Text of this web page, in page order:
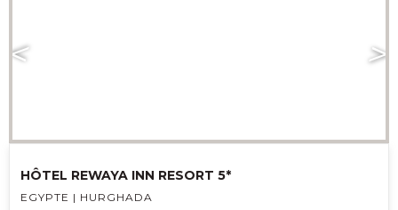
HÔTEL REWAYA INN RESORT 5*
EGYPTE | HURGHADA